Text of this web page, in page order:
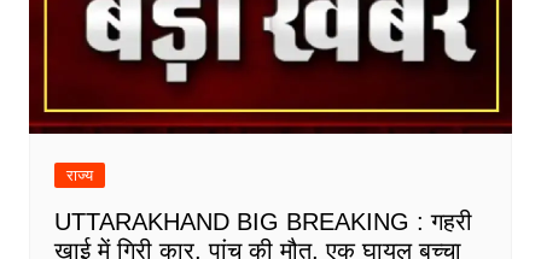
राज्य
UTTARAKHAND BIG BREAKING : गहरी
खाई में गिरी कार, पांच की मौत, एक घायल बच्चा